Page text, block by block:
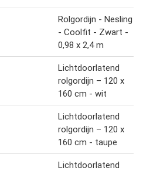
Rolgordijn - Nesling
- Coolfit - Zwart -
0,98 x 2,4 m
Lichtdoorlatend
rolgordijn – 120 x
160 cm - wit
Lichtdoorlatend
rolgordijn – 120 x
160 cm - taupe
Lichtdoorlatend